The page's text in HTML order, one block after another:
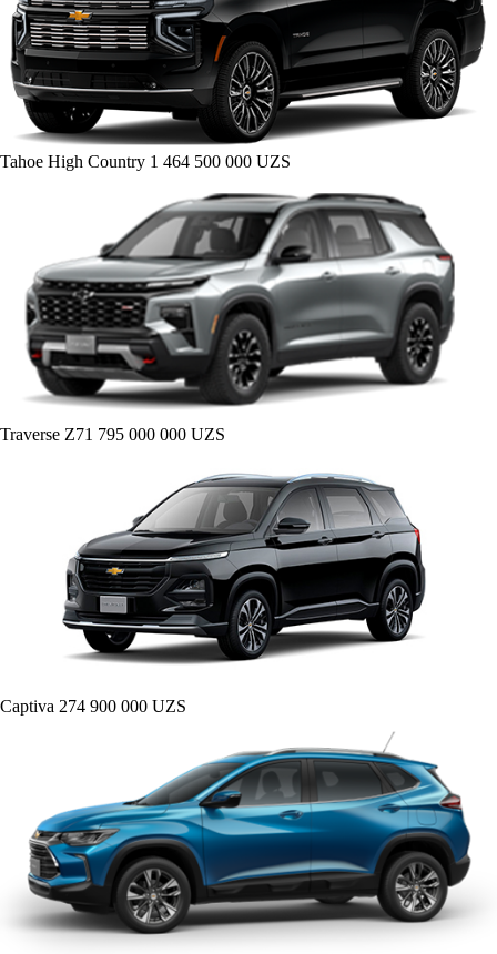
Tahoe High Country 1 464 500 000 UZS
Traverse Z71 795 000 000 UZS
Captiva 274 900 000 UZS